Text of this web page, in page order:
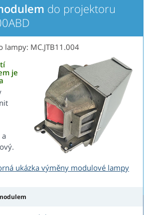
do projektoru
lampy: MC.JTB11.004
je
ukázka výměny modulové lampy